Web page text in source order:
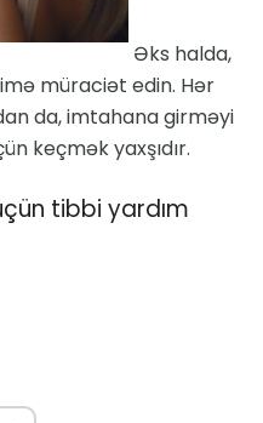
Əks halda,
müraciət edin. Hər
da, imtahana girməyi
keçmək yaxşıdır.
tibbi yardım